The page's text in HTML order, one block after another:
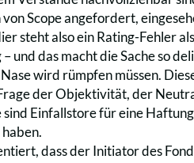
Scope angefordert,
steht also ein Rating-Fehler
das macht die Sache so
wird rümpfen müssen.
der Objektivität, der
Einfallstore für eine
dass der Initiator des